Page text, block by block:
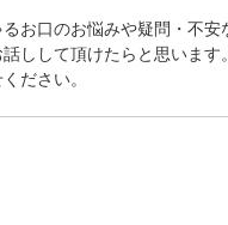
お口のお悩みや疑問・不安
しして頂けたらと思います。
ださい。